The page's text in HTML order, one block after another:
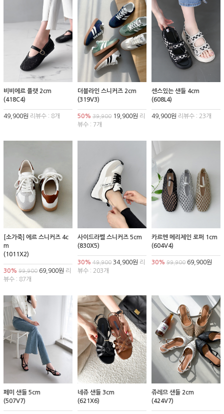
비비에르 플랫 2cm
(418C4)
49,900원 리뷰수 : 8개
더블라인 스니커즈 2cm
(319V3)
50% 39,90019,900원 리
뷰수 : 7개
센스있는 샌들 4cm
(608L4)
49,900원 리뷰수 : 23개
[소가죽] 에르 스니커즈 4c
m
(1011X2)
30% 99,900 69,900원 리
뷰수 : 87개
사이드라벨 스니커즈 5cm
(830X5)
30% 49,90034,900원 리
뷰수 : 203개
카르멘 메리제인 로퍼 1cm
(604V4)
30% 99,90069,900원
페미 샌들 5cm
(507V7)
네쥬 샌들 3cm
(621X6)
쥬레므 샌들 2cm
(424V7)